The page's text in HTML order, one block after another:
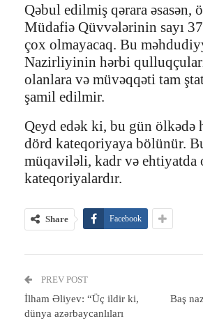
Qəbul edilmiş qərara əsasən,
Müdafiə Qüvvələrinin sayı
çox olmayacaq. Bu
Nazirliyinin hərbi
olanlara və müvəqqəti tam
şamil edilmir.
Qeyd edək ki, bu gün ölkədə
dörd kateqoriyaya bölünür.
müqaviləli, kadr və ehtiyatda
kateqoriyalardır.
Share Facebook
PREV POST
İlham Əliyev: “Üç ildir ki,
dünya azərbaycanlıları
Baş